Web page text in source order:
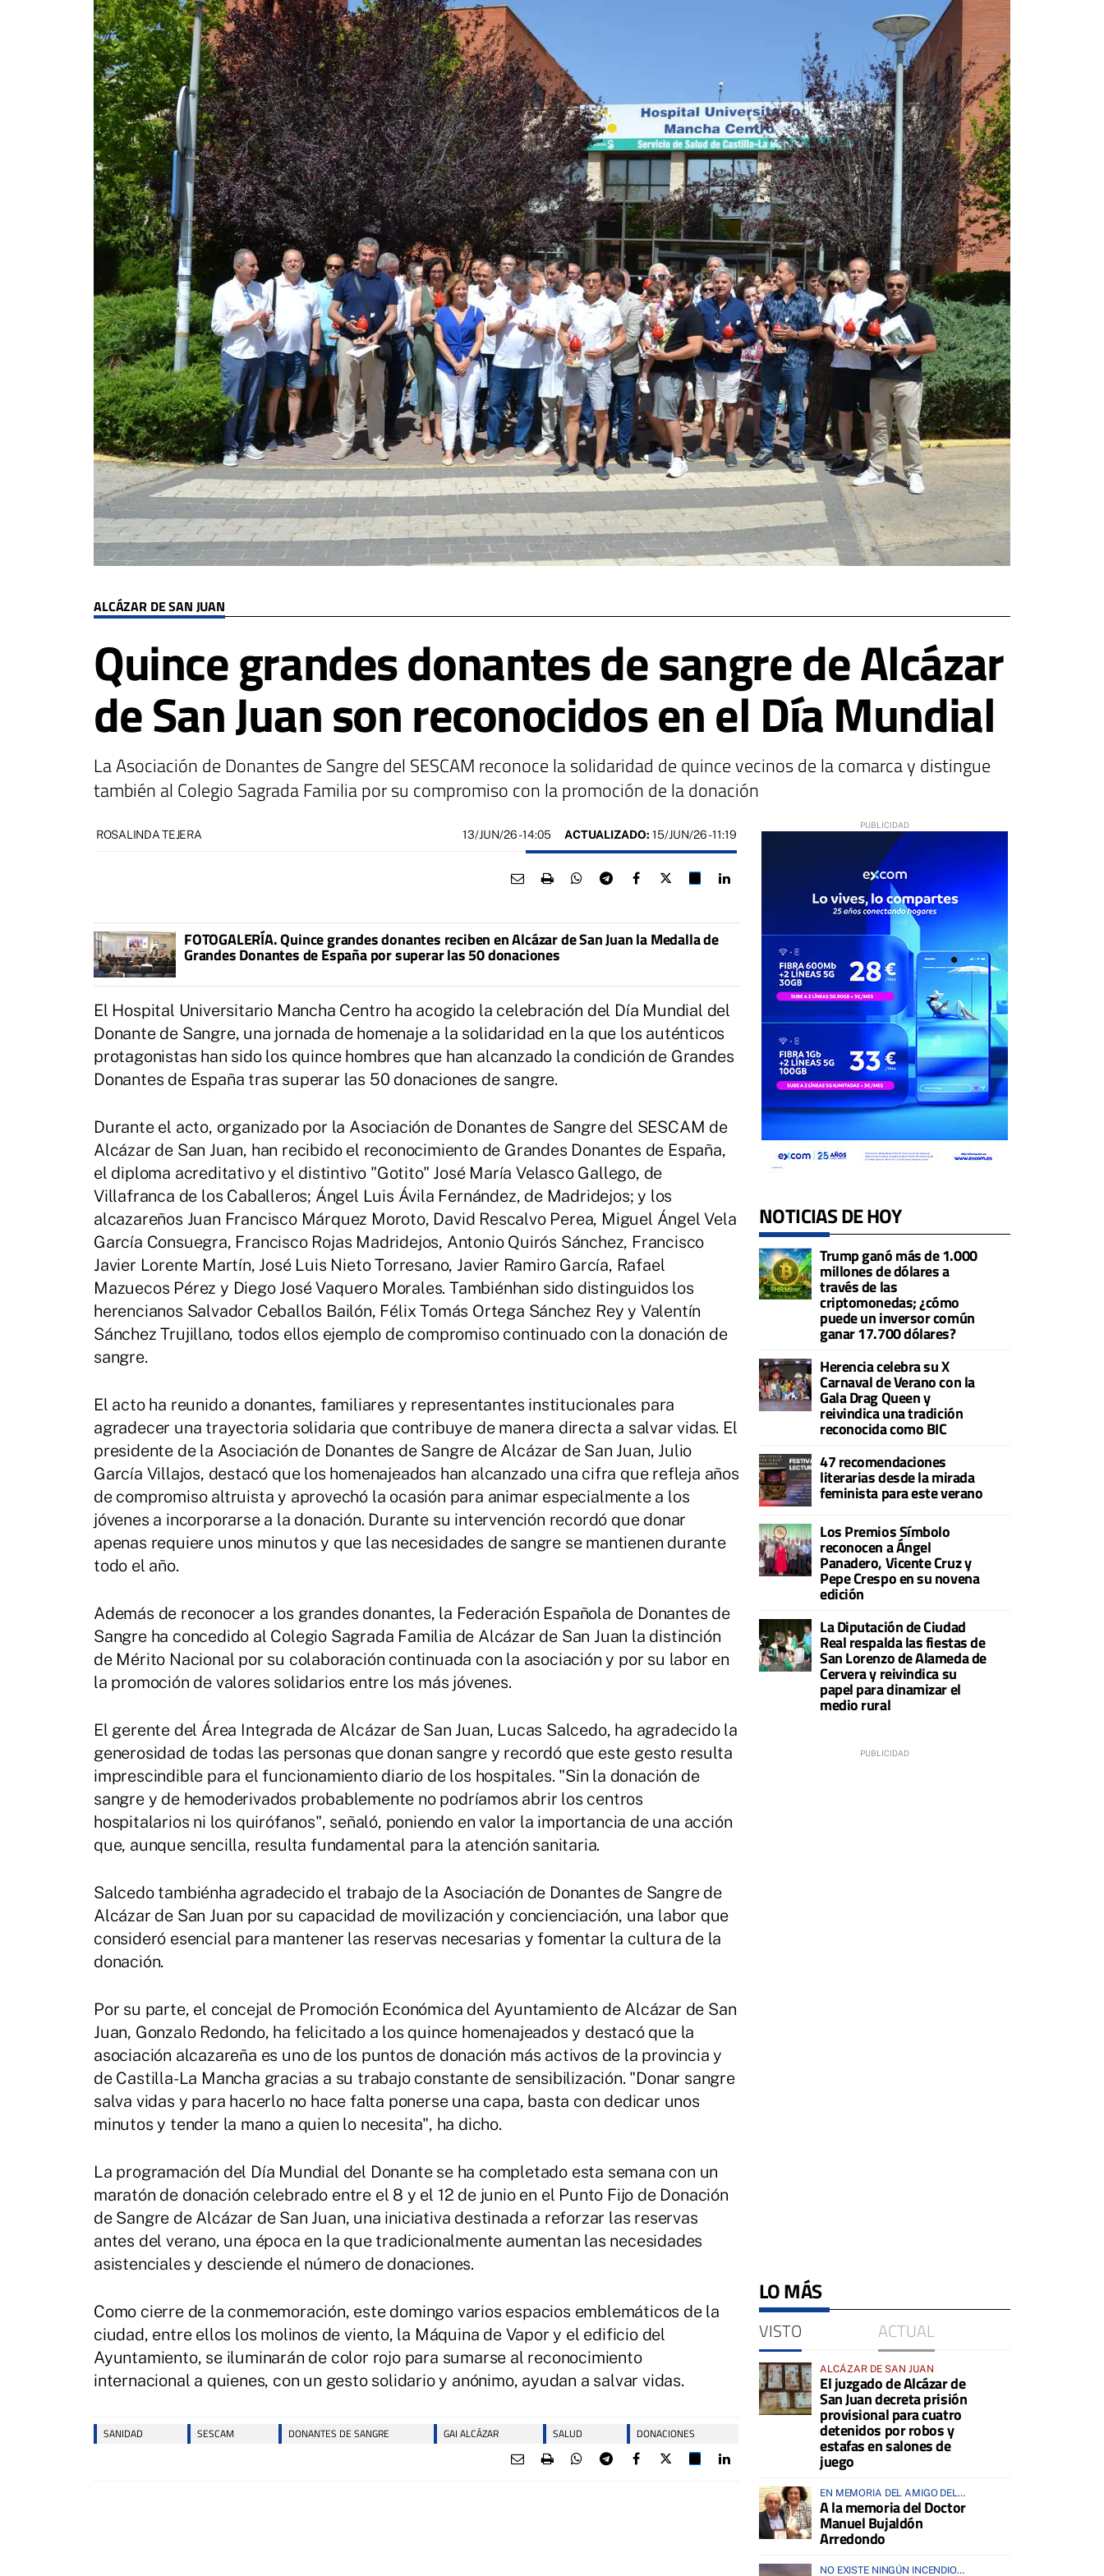
ALCÁZAR DE SAN JUAN
Quince grandes donantes de sangre de Alcázar
de San Juan son reconocidos en el Día Mundial
La Asociación de Donantes de Sangre del SESCAM reconoce la solidaridad de quince vecinos de la comarca y distingue
también al Colegio Sagrada Familia por su compromiso con la promoción de la donación
ROSALINDA TEJERA 13/JUN/26- 14:05 ACTUALIZADO: 15/JUN/26 - 11:19
FOTOGALERÍA. Quince grandes donantes reciben en Alcázar de San Juan la Medalla de
Grandes Donantes de España por superar las 50 donaciones
El Hospital Universitario Mancha Centro ha acogido la celebración del Día Mundial del
Donante de Sangre, una jornada de homenaje a la solidaridad en la que los auténticos
protagonistas han sido los quince hombres que han alcanzado la condición de Grandes
Donantes de España tras superar las 50 donaciones de sangre.
Durante el acto, organizado por la Asociación de Donantes de Sangre del SESCAM de
Alcázar de San Juan, han recibido el reconocimiento de Grandes Donantes de España,
el diploma acreditativo y el distintivo "Gotito" José María Velasco Gallego, de
Villafranca de los Caballeros; Ángel Luis Ávila Fernández, de Madridejos; y los
alcazareños Juan Francisco Márquez Moroto, David Rescalvo Perea, Miguel Ángel Vela
García Consuegra, Francisco Rojas Madridejos, Antonio Quirós Sánchez, Francisco
Javier Lorente Martín, José Luis Nieto Torresano, Javier Ramiro García, Rafael
Mazuecos Pérez y Diego José Vaquero Morales. Tambiénhan sido distinguidos los
herencianos Salvador Ceballos Bailón, Félix Tomás Ortega Sánchez Rey y Valentín
Sánchez Trujillano, todos ellos ejemplo de compromiso continuado con la donación de
sangre.
El acto ha reunido a donantes, familiares y representantes institucionales para
agradecer una trayectoria solidaria que contribuye de manera directa a salvar vidas. El
presidente de la Asociación de Donantes de Sangre de Alcázar de San Juan, Julio
García Villajos, destacó que los homenajeados han alcanzado una cifra que refleja años
de compromiso altruista y aprovechó la ocasión para animar especialmente a los
jóvenes a incorporarse a la donación. Durante su intervención recordó que donar
apenas requiere unos minutos y que las necesidades de sangre se mantienen durante
todo el año.
Además de reconocer a los grandes donantes, la Federación Española de Donantes de
Sangre ha concedido al Colegio Sagrada Familia de Alcázar de San Juan la distinción
de Mérito Nacional por su colaboración continuada con la asociación y por su labor en
la promoción de valores solidarios entre los más jóvenes.
El gerente del Área Integrada de Alcázar de San Juan, Lucas Salcedo, ha agradecido la
generosidad de todas las personas que donan sangre y recordó que este gesto resulta
imprescindible para el funcionamiento diario de los hospitales. "Sin la donación de
sangre y de hemoderivados probablemente no podríamos abrir los centros
hospitalarios ni los quirófanos", señaló, poniendo en valor la importancia de una acción
que, aunque sencilla, resulta fundamental para la atención sanitaria.
Salcedo tambiénha agradecido el trabajo de la Asociación de Donantes de Sangre de
Alcázar de San Juan por su capacidad de movilización y concienciación, una labor que
consideró esencial para mantener las reservas necesarias y fomentar la cultura de la
donación.
Por su parte, el concejal de Promoción Económica del Ayuntamiento de Alcázar de San
Juan, Gonzalo Redondo, ha felicitado a los quince homenajeados y destacó que la
asociación alcazareña es uno de los puntos de donación más activos de la provincia y
de Castilla-La Mancha gracias a su trabajo constante de sensibilización. "Donar sangre
salva vidas y para hacerlo no hace falta ponerse una capa, basta con dedicar unos
minutos y tender la mano a quien lo necesita", ha dicho.
La programación del Día Mundial del Donante se ha completado esta semana con un
maratón de donación celebrado entre el 8 y el 12 de junio en el Punto Fijo de Donación
de Sangre de Alcázar de San Juan, una iniciativa destinada a reforzar las reservas
antes del verano, una época en la que tradicionalmente aumentan las necesidades
asistenciales y desciende el número de donaciones.
Como cierre de la conmemoración, este domingo varios espacios emblemáticos de la
ciudad, entre ellos los molinos de viento, la Máquina de Vapor y el edificio del
Ayuntamiento, se iluminarán de color rojo para sumarse al reconocimiento
internacional a quienes, con un gesto solidario y anónimo, ayudan a salvar vidas.
SANIDAD SESCAM DONANTES DE SANGRE GAI ALCÁZAR SALUD DONACIONES
NOTICIAS DE HOY
Trump ganó más de 1.000
millones de dólares a
través de las
criptomonedas; ¿cómo
puede un inversor común
ganar 17.700 dólares?
Herencia celebra su X
Carnaval de Verano con la
Gala Drag Queen y
reivindica una tradición
reconocida como BIC
47 recomendaciones
literarias desde la mirada
feminista para este verano
Los Premios Símbolo
reconocen a Ángel
Panadero, Vicente Cruz y
Pepe Crespo en su novena
edición
La Diputación de Ciudad
Real respalda las fiestas de
San Lorenzo de Alameda de
Cervera y reivindica su
papel para dinamizar el
medio rural
LO MÁS
VISTO ACTUAL
ALCÁZAR DE SAN JUAN
El juzgado de Alcázar de
San Juan decreta prisión
provisional para cuatro
detenidos por robos y
estafas en salones de
juego
EN MEMORIA DEL AMIGO DEL
HOMBRE Y DE LOS ANIMALES
A la memoria del Doctor
Manuel Bujaldón
Arredondo
NO EXISTE NINGÚN INCENDIO